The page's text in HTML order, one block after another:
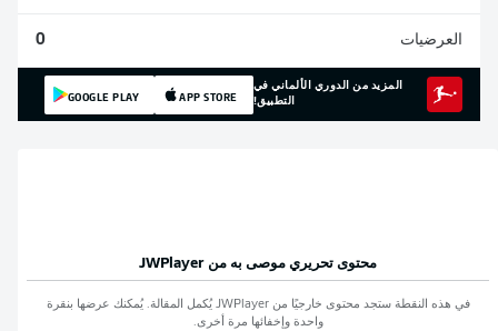
العرضيات
المزيد من الدوري الألماني في
التطبيق!
APP STORE
GOOGLE PLAY
محتوى تحريري موصى به من JWPlayer
في هذه النقطة ستجد محتوى خارجيًا منJWPlayer يُكمل المقالة. يُمكنك عرضها بنقرة
واحدة وإخفائها مرة أخرى.